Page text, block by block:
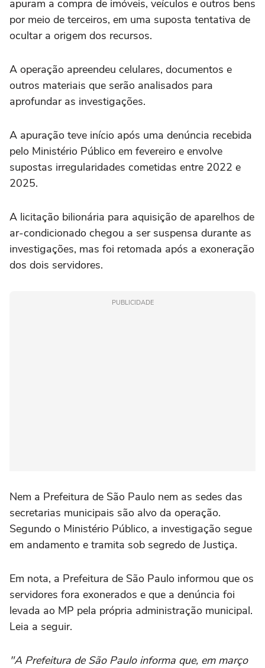
apuram a compra de imóveis, veículos e outros bens
por meio de terceiros, em uma suposta tentativa de
ocultar a origem dos recursos.
A operação apreendeu celulares, documentos e
outros materiais que serão analisados para
aprofundar as investigações.
A apuração teve início após uma denúncia recebida
pelo Ministério Público em fevereiro e envolve
supostas irregularidades cometidas entre 2022 e
2025.
A licitação bilionária para aquisição de aparelhos de
ar-condicionado chegou a ser suspensa durante as
investigações, mas foi retomada após a exoneração
dos dois servidores.
PUBLICIDADE
Nem a Prefeitura de São Paulo nem as sedes das
secretarias municipais são alvo da operação.
Segundo o Ministério Público, a investigação segue
em andamento e tramita sob segredo de Justiça.
Em nota, a Prefeitura de São Paulo informou que os
servidores fora exonerados e que a denúncia foi
levada ao MP pela própria administração municipal.
Leia a seguir.
"A Prefeitura de São Paulo informa que, em março